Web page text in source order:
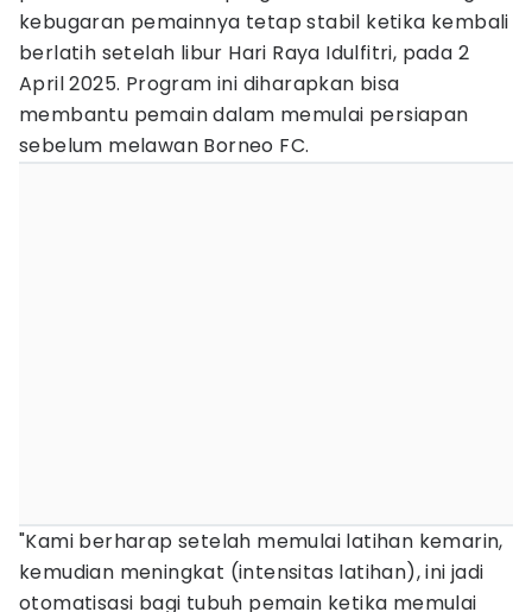
kebugaran pemainnya tetap stabil ketika kembali
berlatih setelah libur Hari Raya Idulfitri, pada 2
April 2025. Program ini diharapkan bisa
membantu pemain dalam memulai persiapan
sebelum melawan Borneo FC.
"Kami berharap setelah memulai latihan kemarin,
kemudian meningkat (intensitas latihan), ini jadi
otomatisasi bagi tubuh pemain ketika memulai